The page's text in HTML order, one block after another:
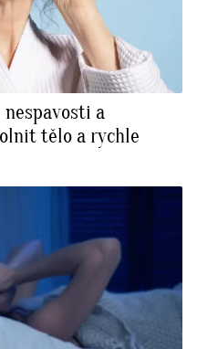
nespavosti a
tělo a rychle